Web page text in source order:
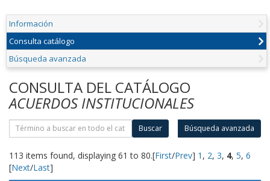
Información
Consulta catálogo
Búsqueda avanzada
CONSULTA DEL CATÁLOGO
ACUERDOS INSTITUCIONALES
Buscar Búsqueda avanzada
113 items found, displaying 61 to 80.[First/Prev] 1 , 2, 3, 4, 5, 6
[Next/Last]